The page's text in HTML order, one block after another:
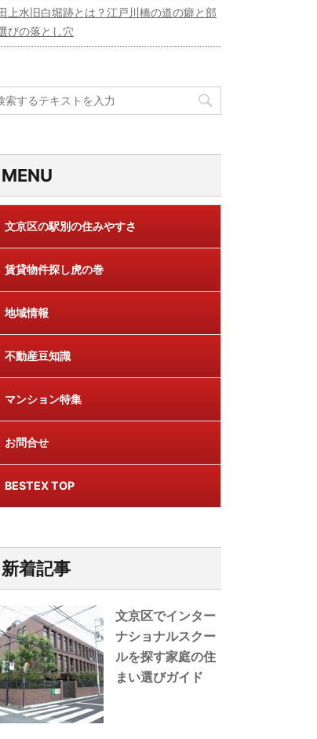
上水旧白堀跡とは？江戸川橋の道の癖と部
びの落とし穴
MENU
文京区の駅別の住みやすさ
賃貸物件探し虎の巻
地域情報
不動産豆知識
マンション特集
お問合せ
BESTEX TOP
新着記事
文京区でインター
ナショナルスクー
ルを探す家庭の住
まい選びガイド